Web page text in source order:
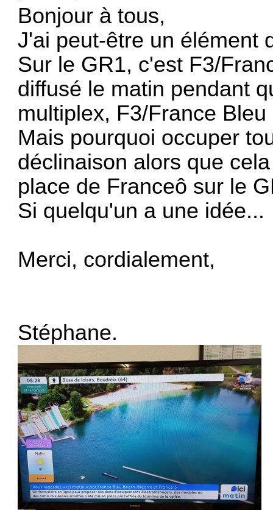
Bonjour à tous,
J'ai peut-être un élément
Sur le GR1, c'est F3/
diffusé le matin pendant
multiplex, F3/France
Mais pourquoi occuper
déclinaison alors que
place de Franceô sur le
Si quelqu'un a une idée...
Merci, cordialement,
Stéphane.